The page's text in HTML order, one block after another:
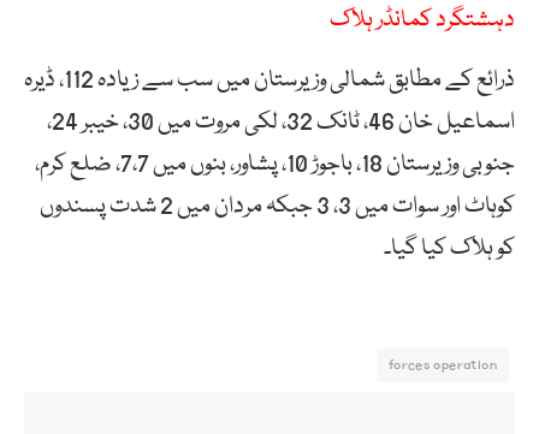
دہشتگرد کمانڈر ہلاک
ذرائع کے مطابق شمالی وزیرستان میں سب سے زیادہ 112، ڈیرہ
اسماعیل خان 46، ٹانک 32، لکی مروت میں 30، خیبر 24،
جنوبی وزیرستان 18، باجوڑ 10، پشاور، بنوں میں 7،7، ضلع کرم،
کوہاٹ اور سوات میں 3، 3 جبکہ مردان میں 2 شدت پسندوں
کو ہلاک کیا گیا۔
forces operation